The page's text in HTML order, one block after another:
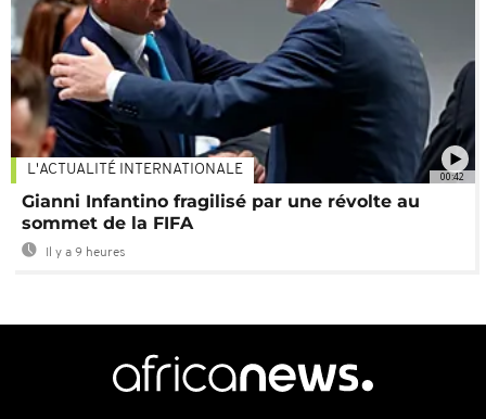
00:42
L'ACTUALITÉ INTERNATIONALE
Gianni Infantino fragilisé par une révolte au
sommet de la FIFA
Il y a 9 heures